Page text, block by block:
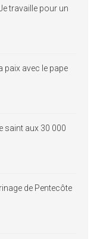
travaille pour un
paix avec le pape
saint aux 30 000
de Pentecôte